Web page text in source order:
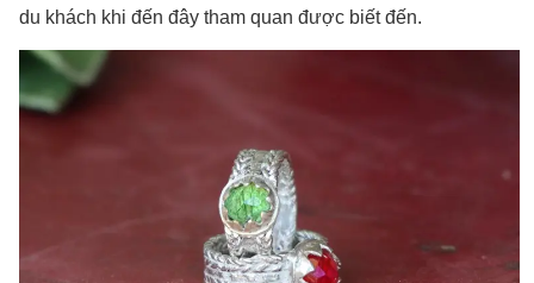
du khách khi đến đây tham quan được biết đến.